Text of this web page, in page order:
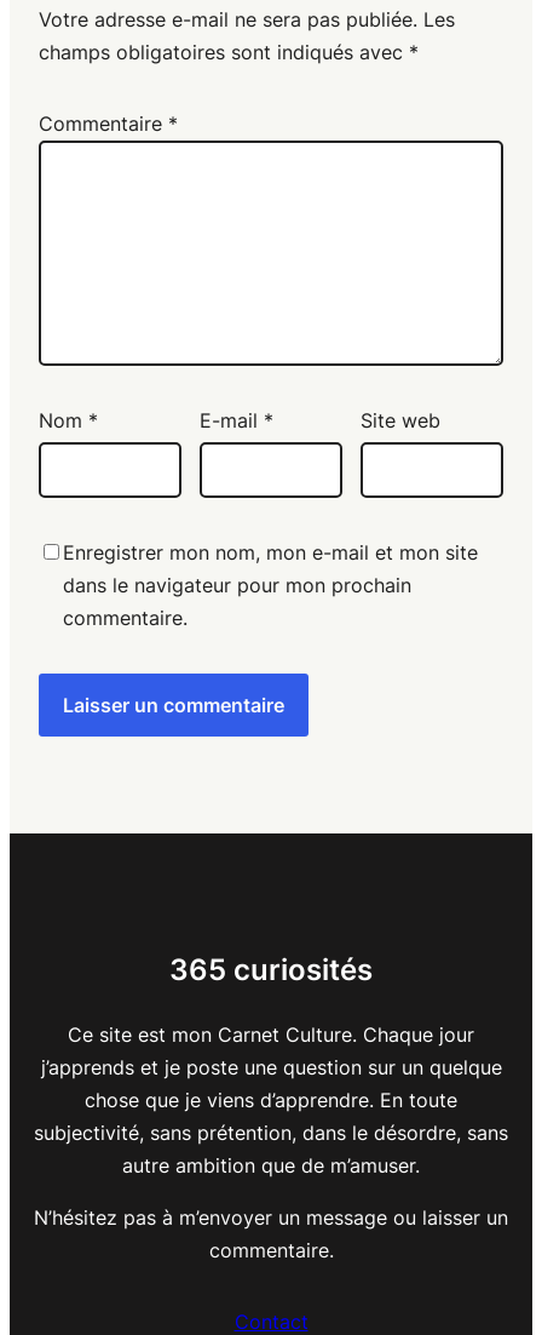
Votre adresse e-mail ne sera pas publiée. Les
champs obligatoires sont indiqués avec *
Commentaire *
Nom * E-mail * Site web
Enregistrer mon nom, mon e-mail et mon site
dans le navigateur pour mon prochain
commentaire.
365 curiosités
Ce site est mon Carnet Culture. Chaque jour
j’apprends et je poste une question sur un quelque
chose que je viens d’apprendre. En toute
subjectivité, sans prétention, dans le désordre, sans
autre ambition que de m’amuser.
N’hésitez pas à m’envoyer un message ou laisser un
commentaire.
Contact